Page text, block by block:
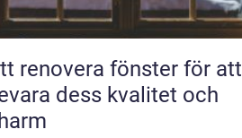
renovera fönster för att
dess kvalitet och